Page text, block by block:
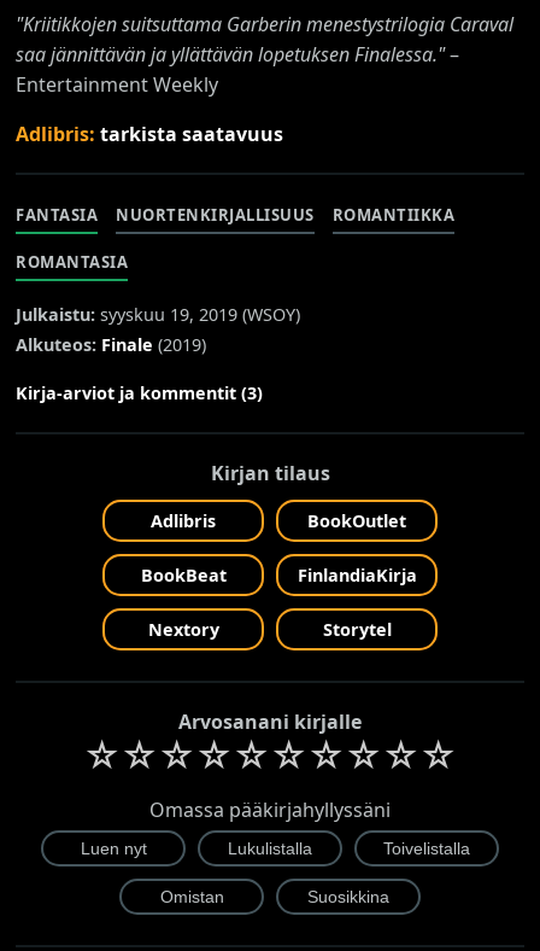
"Kriitikkojen suitsuttama Garberin menestystrilogia Caraval
saa jännittävän ja yllättävän lopetuksen Finalessa."–
Entertainment Weekly
Adlibris:tarkista saatavuus
FANTASIA NUORTENKIRJALLISUUS ROMANTIIKKA
ROMANTASIA
Julkaistu: syyskuu 19, 2019 (WSOY)
Alkuteos: Finale (2019)
Kirja-arviot ja kommentit (3)
Kirjan tilaus
Adlibris BookOutlet
BookBeat FinlandiaKirja
Nextory Storytel
Arvosanani kirjalle
☆☆☆☆☆☆☆☆☆☆
Omassa pääkirjahyllyssäni